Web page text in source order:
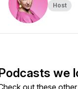
Host
we
out these